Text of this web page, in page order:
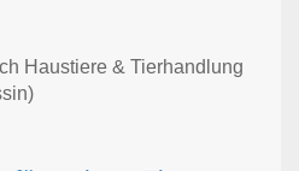
Haustiere & Tierhandlung